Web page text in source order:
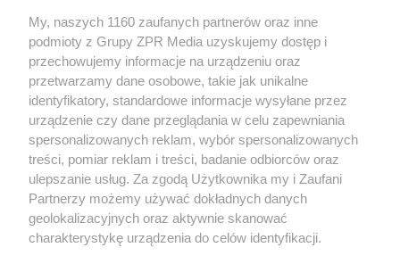
Żaden utwór zamieszczony w serwisie nie może być powielany i
rozpowszechniany lub dalej rozpowszechniany w jakikolwiek sposób (w
tym także elektroniczny lub mechaniczny) na jakimkolwiek polu
eksploatacji w jakiejkolwiek formie, włącznie z umieszczaniem w
Internecie bez pisemnej zgody właściciela praw. Jakiekolwiek użycie lub
wykorzystanie utworów w całości lub w części z naruszeniem prawa,
tzn. bez właściwej zgody, jest zabronione pod groźbą kary i może być
ścigane prawnie.
My, naszych 1160 zaufanych partnerów oraz inne
podmioty z Grupy ZPR Media uzyskujemy dostęp i
przechowujemy informacje na urządzeniu oraz
przetwarzamy dane osobowe, takie jak unikalne
identyfikatory, standardowe informacje wysyłane przez
urządzenie czy dane przeglądania w celu zapewniania
spersonalizowanych reklam, wybór spersonalizowanych
treści, pomiar reklam i treści, badanie odbiorców oraz
ulepszanie usług. Za zgodą Użytkownika my i Zaufani
Partnerzy możemy używać dokładnych danych
geolokalizacyjnych oraz aktywnie skanować
charakterystykę urządzenia do celów identyfikacji.